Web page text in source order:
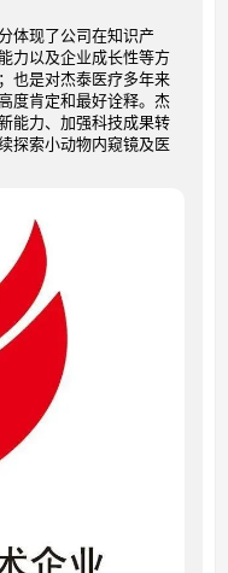
体现了公司在知识产
力以及企业成长性等方
也是对杰泰医疗多年来
度肯定和最好诠释。杰
能力、加强科技成果转
探索小动物内窥镜及医